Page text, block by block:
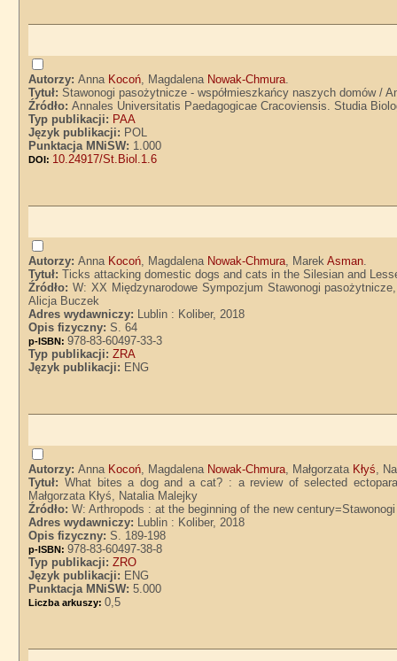
Autorzy:Anna Kocoń, Magdalena Nowak-Chmura.
Tytuł:Stawonogi pasożytnicze - współmieszkańcy naszych domów /
Źródło:Annales Universitatis Paedagogicae Cracoviensis. Studia
Typ publikacji: PAA
Język publikacji: POL
Punktacja MNiSW: 1.000
DOI: 10.24917/St.Biol.1.6
Autorzy:Anna Kocoń, Magdalena Nowak-Chmura, MarekAsman.
Tytuł:Ticks attacking domestic dogs and cats in the Silesian and
Źródło:W: XX Międzynarodowe Sympozjum Stawonogi
Alicja Buczek
Adres wydawniczy: Lublin : Koliber, 2018
Opis fizyczny:S. 64
p-ISBN:978-83-60497-33-3
Typ publikacji:ZRA
Język publikacji: ENG
Autorzy:Anna Kocoń, Magdalena Nowak-Chmura, Małgorzata Kłyś,
Tytuł: What bites a dog and a cat? : a review of selected
Małgorzata Kłyś, Natalia Malejky
Źródło:W: Arthropods : at the beginning of the new
Adres wydawniczy: Lublin : Koliber, 2018
Opis fizyczny:S. 189-198
p-ISBN:978-83-60497-38-8
Typ publikacji:ZRO
Język publikacji: ENG
Punktacja MNiSW:5.000
Liczba arkuszy:0,5